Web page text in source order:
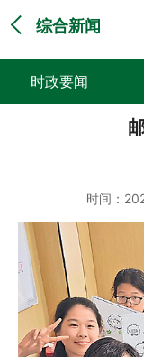
综合新闻
时政要闻
时间：